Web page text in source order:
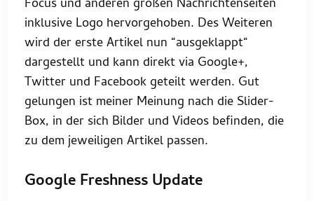
Focus und anderen großen Nachrichtenseiten
inklusive Logo hervorgehoben. Des Weiteren
wird der erste Artikel nun “ausgeklappt“
dargestellt und kann direkt via Google+,
Twitter und Facebook geteilt werden. Gut
gelungen ist meiner Meinung nach die Slider-
Box, in der sich Bilder und Videos befinden, die
zu dem jeweiligen Artikel passen.
Google Freshness Update